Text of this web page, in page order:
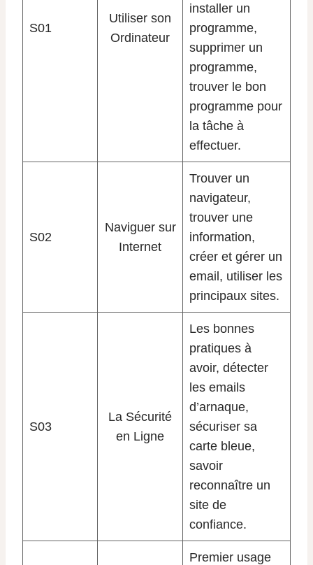
S01
Utiliser son
Ordinateur
installer un
programme,
supprimer un
programme,
trouver le bon
programme pour
la tâche à
effectuer.
S02
Naviguer sur
Internet
Trouver un
navigateur,
trouver une
information,
créer et gérer un
email, utiliser les
principaux sites.
S03
La Sécurité
en Ligne
Les bonnes
pratiques à
avoir, détecter
les emails
d’arnaque,
sécuriser sa
carte bleue,
savoir
reconnaître un
site de
confiance.
Premier usage